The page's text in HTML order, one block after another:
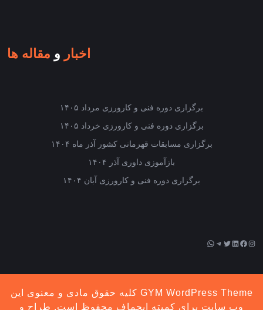
اخبار و مقاله ها
برگزاری دوره فنی و کارورزی مرداد ۱۴۰۵
برگزاری دوره فنی و کارورزی خرداد ۱۴۰۵
برگزاری مسابقات قهرمانی کشور آذر ماه ۱۴۰۴
بازآموزی داوری آذر ۱۴۰۴
برگزاری دوره فنی و کارورزی آبان ۱۴۰۴
اینستاگرم
فیس‌بوک
لینکداین
توییترتلگرامواتس‌اپ
GYM WordPress Theme کلیه حقوق مادی و معنوی این
وب سایت برای کمیته ایچماف محفوظ است. طراح و